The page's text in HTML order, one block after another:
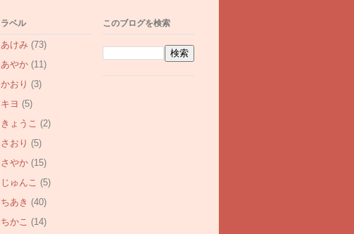
ラベル
あけみ (73)
あやか (11)
かおり (3)
キヨ (5)
きょうこ (2)
さおり (5)
さやか (15)
じゅんこ (5)
ちあき (40)
ちかこ (14)
このブログを検索